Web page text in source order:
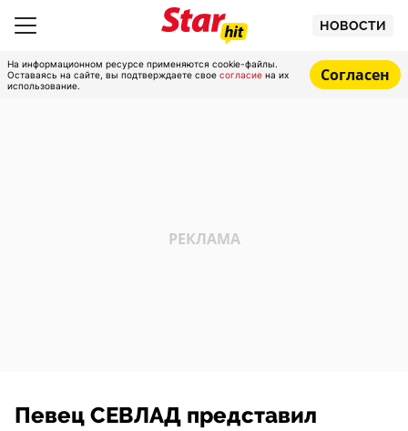
НОВОСТИ
На информационном ресурсе применяются cookie-файлы.
Оставаясь на сайте, вы подтверждаете свое согласие на их
использование.
Согласен
Певец СЕВЛАД представил